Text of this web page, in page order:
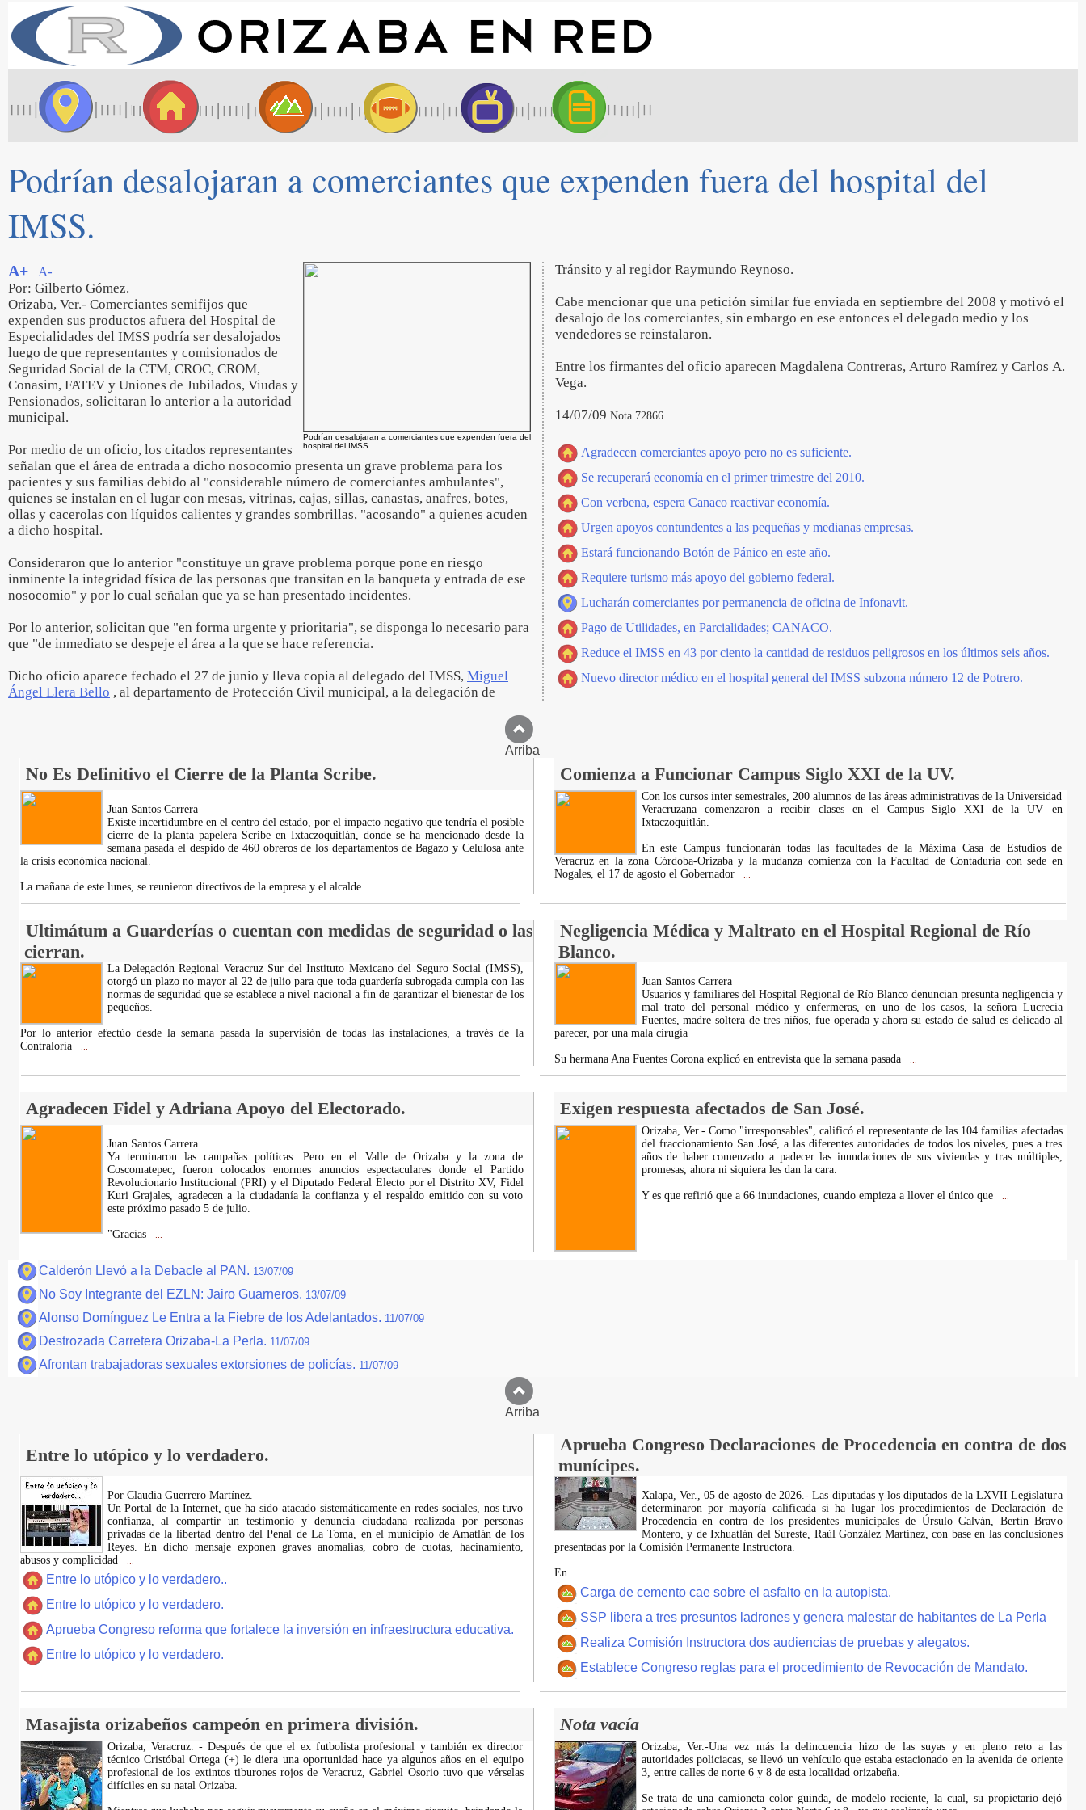
Podrían desalojaran a comerciantes que expenden fuera del hospital del
IMSS.
Podrían desalojaran a comerciantes que expenden fuera del
hospital del IMSS.
A+
A-
Por: Gilberto Gómez.
Orizaba, Ver.- Comerciantes semifijos que
expenden sus productos afuera del Hospital de
Especialidades del IMSS podría ser desalojados
luego de que representantes y comisionados de
Seguridad Social de la CTM, CROC, CROM,
Conasim, FATEV y Uniones de Jubilados, Viudas y
Pensionados, solicitaran lo anterior a la autoridad
municipal.
Por medio de un oficio, los citados representantes
señalan que el área de entrada a dicho nosocomio presenta un grave problema para los
pacientes y sus familias debido al "considerable número de comerciantes ambulantes",
quienes se instalan en el lugar con mesas, vitrinas, cajas, sillas, canastas, anafres, botes,
ollas y cacerolas con líquidos calientes y grandes sombrillas, "acosando" a quienes acuden
a dicho hospital.
Consideraron que lo anterior "constituye un grave problema porque pone en riesgo
inminente la integridad física de las personas que transitan en la banqueta y entrada de ese
nosocomio" y por lo cual señalan que ya se han presentado incidentes.
Por lo anterior, solicitan que "en forma urgente y prioritaria", se disponga lo necesario para
que "de inmediato se despeje el área a la que se hace referencia.
Dicho oficio aparece fechado el 27 de junio y lleva copia al delegado del IMSS, Miguel
Ángel Llera Bello , al departamento de Protección Civil municipal, a la delegación de
Tránsito y al regidor Raymundo Reynoso.
Cabe mencionar que una petición similar fue enviada en septiembre del 2008 y motivó el
desalojo de los comerciantes, sin embargo en ese entonces el delegado medio y los
vendedores se reinstalaron.
Entre los firmantes del oficio aparecen Magdalena Contreras, Arturo Ramírez y Carlos A.
Vega.
14/07/09 Nota 72866
Agradecen comerciantes apoyo pero no es suficiente.
Se recuperará economía en el primer trimestre del 2010.
Con verbena, espera Canaco reactivar economía.
Urgen apoyos contundentes a las pequeñas y medianas empresas.
Estará funcionando Botón de Pánico en este año.
Requiere turismo más apoyo del gobierno federal.
Lucharán comerciantes por permanencia de oficina de Infonavit.
Pago de Utilidades, en Parcialidades; CANACO.
Reduce el IMSS en 43 por ciento la cantidad de residuos peligrosos en los últimos seis años.
Nuevo director médico en el hospital general del IMSS subzona número 12 de Potrero.
Arriba
No Es Definitivo el Cierre de la Planta Scribe. Comienza a Funcionar Campus Siglo XXI de la UV.
Juan Santos Carrera
Existe incertidumbre en el centro del estado, por el impacto negativo que tendría el posible
cierre de la planta papelera Scribe en Ixtaczoquitlán, donde se ha mencionado desde la
semana pasada el despido de 460 obreros de los departamentos de Bagazo y Celulosa ante
la crisis económica nacional.
La mañana de este lunes, se reunieron directivos de la empresa y el alcalde
Con los cursos inter semestrales, 200 alumnos de las áreas administrativas de la Universidad
Veracruzana comenzaron a recibir clases en el Campus Siglo XXI de la UV en
Ixtaczoquitlán.
En este Campus funcionarán todas las facultades de la Máxima Casa de Estudios de
Veracruz en la zona Córdoba-Orizaba y la mudanza comienza con la Facultad de Contaduría con sede en
Nogales, el 17 de agosto el Gobernador
Ultimátum a Guarderías o cuentan con medidas de seguridad o las
cierran.
Negligencia Médica y Maltrato en el Hospital Regional de Río
Blanco.
La Delegación Regional Veracruz Sur del Instituto Mexicano del Seguro Social (IMSS),
otorgó un plazo no mayor al 22 de julio para que toda guardería subrogada cumpla con las
normas de seguridad que se establece a nivel nacional a fin de garantizar el bienestar de los
pequeños.
Por lo anterior efectúo desde la semana pasada la supervisión de todas las instalaciones, a través de la
Contraloría
Juan Santos Carrera
Usuarios y familiares del Hospital Regional de Río Blanco denuncian presunta negligencia y
mal trato del personal médico y enfermeras, en uno de los casos, la señora Lucrecia
Fuentes, madre soltera de tres niños, fue operada y ahora su estado de salud es delicado al
parecer, por una mala cirugía
Su hermana Ana Fuentes Corona explicó en entrevista que la semana pasada
Agradecen Fidel y Adriana Apoyo del Electorado. Exigen respuesta afectados de San José.
Juan Santos Carrera
Ya terminaron las campañas políticas. Pero en el Valle de Orizaba y la zona de
Coscomatepec, fueron colocados enormes anuncios espectaculares donde el Partido
Revolucionario Institucional (PRI) y el Diputado Federal Electo por el Distrito XV, Fidel
Kuri Grajales, agradecen a la ciudadanía la confianza y el respaldo emitido con su voto
este próximo pasado 5 de julio.
"Gracias
Orizaba, Ver.- Como "irresponsables", calificó el representante de las 104 familias afectadas
del fraccionamiento San José, a las diferentes autoridades de todos los niveles, pues a tres
años de haber comenzado a padecer las inundaciones de sus viviendas y tras múltiples,
promesas, ahora ni siquiera les dan la cara.
Y es que refirió que a 66 inundaciones, cuando empieza a llover el único que
Calderón Llevó a la Debacle al PAN. 13/07/09
No Soy Integrante del EZLN: Jairo Guarneros. 13/07/09
Alonso Domínguez Le Entra a la Fiebre de los Adelantados. 11/07/09
Destrozada Carretera Orizaba-La Perla. 11/07/09
Afrontan trabajadoras sexuales extorsiones de policías. 11/07/09
Arriba
Entre lo utópico y lo verdadero.
Aprueba Congreso Declaraciones de Procedencia en contra de dos
munícipes.
Por Claudia Guerrero Martínez.
​Un Portal de la Internet, que ha sido atacado sistemáticamente en redes sociales, nos tuvo
confianza, al compartir un testimonio y denuncia ciudadana realizada por personas
privadas de la libertad dentro del Penal de La Toma, en el municipio de Amatlán de los
Reyes. En dicho mensaje exponen graves anomalías, cobro de cuotas, hacinamiento,
abusos y complicidad
Entre lo utópico y lo verdadero..
Entre lo utópico y lo verdadero.
Aprueba Congreso reforma que fortalece la inversión en infraestructura educativa.
Entre lo utópico y lo verdadero.
Xalapa, Ver., 05 de agosto de 2026.- Las diputadas y los diputados de la LXVII Legislatura
determinaron por mayoría calificada si ha lugar los procedimientos de Declaración de
Procedencia en contra de los presidentes municipales de Úrsulo Galván, Bertín Bravo
Montero, y de Ixhuatlán del Sureste, Raúl González Martínez, con base en las conclusiones
presentadas por la Comisión Permanente Instructora.
En
Carga de cemento cae sobre el asfalto en la autopista.
SSP libera a tres presuntos ladrones y genera malestar de habitantes de La Perla
Realiza Comisión Instructora dos audiencias de pruebas y alegatos.
Establece Congreso reglas para el procedimiento de Revocación de Mandato.
Masajista orizabeños campeón en primera división. Nota vacía
Orizaba, Veracruz. - Después de que el ex futbolista profesional y también ex director
técnico Cristóbal Ortega (+) le diera una oportunidad hace ya algunos años en el equipo
profesional de los extintos tiburones rojos de Veracruz, Gabriel Osorio tuvo que vérselas
difíciles en su natal Orizaba.
Orizaba, Ver.-Una vez más la delincuencia hizo de las suyas y en pleno reto a las
autoridades policiacas, se llevó un vehículo que estaba estacionado en la avenida de oriente
3, entre calles de norte 6 y 8 de esta localidad orizabeña.
Se trata de una camioneta color guinda, de modelo reciente, la cual, su propietario dejó